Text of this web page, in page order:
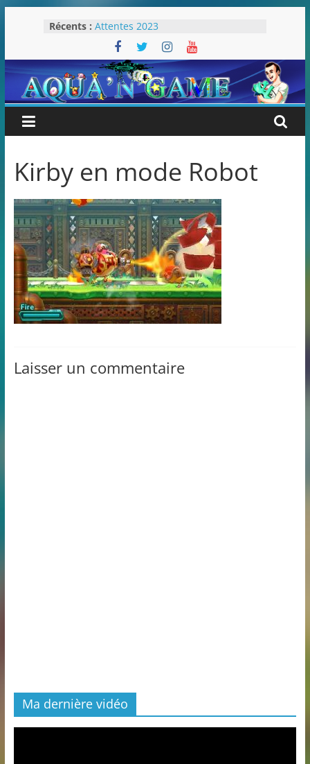
Récents : Attentes 2023
Rétrospective 2022
« Splatoon 3 est-il nécessaire ? »
« Dans les coulisses des JV Harry
Potter »
Pokémon Écarlate : ceci est une
révolution (ou pas) !
Kirby en mode Robot
Laisser un commentaire
Ma dernière vidéo